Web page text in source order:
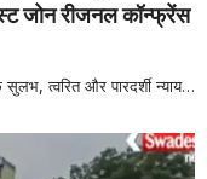
जोन रीजनल कॉन्फ्रेंस
त्वरित और पारदर्शी न्याय…